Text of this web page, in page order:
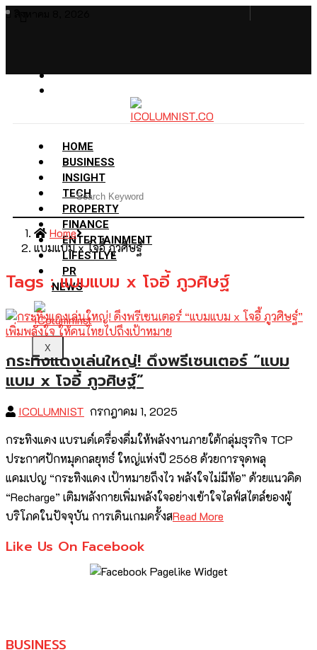
HOME
BUSINESS
INSIGHT
TECH
PROPERTY
FINANCE
ENTERTAINMENT
LIFESTLYE
PR
NEWS
X
Home
แบมแบม x โจอี้ ภูวศิษฐ์
Tags : แบมแบม x โจอี้ ภูวศิษฐ์
กระทิงแดงเล่นใหญ่! ดึงพรีเซนเตอร์ “แบม
แบม x โจอี้ ภูวศิษฐ์”
ICOLUMNIST กรกฎาคม 1, 2025
กระทิงแดง แบรนด์เครื่องดื่มให้พลังงานภายใต้กลุ่มธุรกิจ TCP
ประกาศปักหมุดกลยุทธ์ ใหญ่แห่งปี 2568 ด้วยการจุดพลุ
แคมเปญ “กระทิงแดง เป้าหมายถึงไว พลังใจไม่มีท้อ” ด้วยแนวคิด
“Recharge” เติมพลังกายเพิ่มพลังใจอย่างเข้าใจไลฟ์สไตล์ของผู้
บริโภคในปัจจุบัน การเดินเกมครั้งสRead More
Like Us On Facebook
BUSINESS